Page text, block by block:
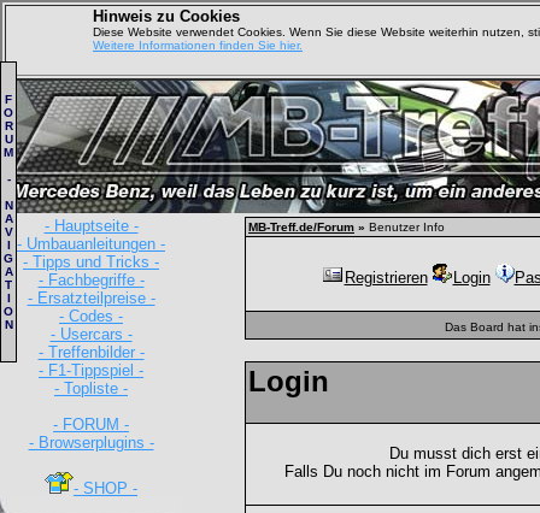
Hinweis zu Cookies
Diese Website verwendet Cookies. Wenn Sie diese Website weiterhin nutzen,
Weitere Informationen finden Sie hier.
- Hauptseite -
- Umbauanleitungen -
- Tipps und Tricks -
- Fachbegriffe -
- Ersatzteilpreise -
- Codes -
- Usercars -
- Treffenbilder -
- F1-Tippspiel -
- Topliste -
- FORUM -
- Browserplugins -
- SHOP -
F
O
R
U
M
-
N
A
V
I
G
A
T
I
O
N
MB-Treff.de/Forum » Benutzer Info
Registrieren Login
Das Board hat
Login
Du musst dich erst
Falls Du noch nicht im Forum